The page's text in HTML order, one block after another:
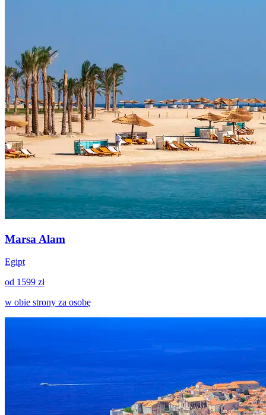
Marsa Alam
Egipt
od 1599 zł
w obie strony za osobę